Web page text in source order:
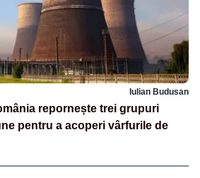
Iulian Budusan
repornește trei grupuri
pentru a acoperi vârfurile de